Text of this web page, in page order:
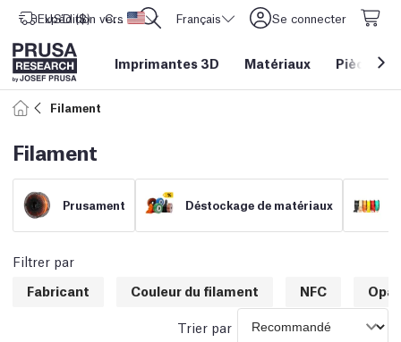
Expédition vers Etats-Unis d'Amérique
USD ($) CORE One L: Maintenant en stock ! Français Se connecter
Imprimantes 3D Matériaux Pièces&
Filament
Filament
Prusament Déstockage de matériaux
Filtrer par
Fabricant
Couleur du filament NFC
Trier par